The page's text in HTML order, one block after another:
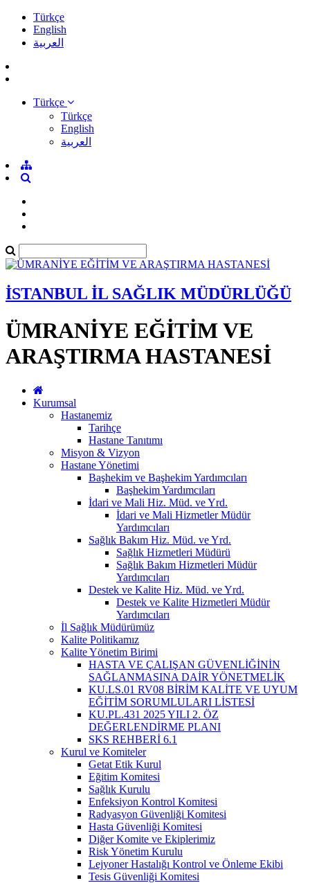
Türkçe
English
العربية
Türkçe
Türkçe
English
العربية
İSTANBUL İL SAĞLIK MÜDÜRLÜĞÜ
ÜMRANİYE EĞİTİM VE
ARAŞTIRMA HASTANESİ
Kurumsal
Hastanemiz
Tarihçe
Hastane Tanıtımı
Misyon & Vizyon
Hastane Yönetimi
Başhekim ve Başhekim Yardımcıları
Başhekim Yardımcıları
İdari ve Mali Hiz. Müd. ve Yrd.
İdari ve Mali Hizmetler Müdür
Yardımcıları
Sağlık Bakım Hiz. Müd. ve Yrd.
Sağlık Hizmetleri Müdürü
Sağlık Bakım Hizmetleri Müdür
Yardımcıları
Destek ve Kalite Hiz. Müd. ve Yrd.
Destek ve Kalite Hizmetleri Müdür
Yardımcıları
İl Sağlık Müdürümüz
Kalite Politikamız
Kalite Yönetim Birimi
HASTA VE ÇALIŞAN GÜVENLİĞİNİN
SAĞLANMASINA DAİR YÖNETMELİK
KU.LS.01 RV08 BİRİM KALİTE VE UYUM
EĞİTİM SORUMLULARI LİSTESİ
KU.PL.431 2025 YILI 2. ÖZ
DEĞERLENDİRME PLANI
SKS REHBERİ 6.1
Kurul ve Komiteler
Getat Etik Kurul
Eğitim Komitesi
Sağlık Kurulu
Enfeksiyon Kontrol Komitesi
Radyasyon Güvenliği Komitesi
Hasta Güvenliği Komitesi
Diğer Komite ve Ekiplerimiz
Risk Yönetim Kurulu
Lejyoner Hastalığı Kontrol ve Önleme Ekibi
Tesis Güvenliği Komitesi